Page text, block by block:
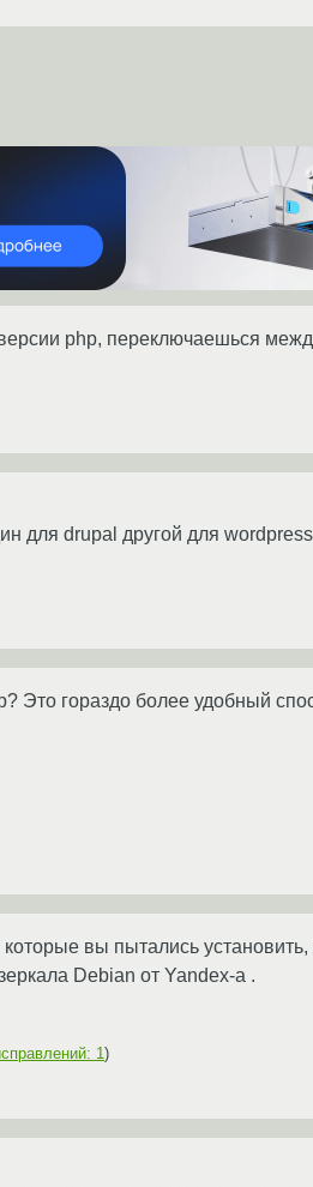
php, переключаешься
для drupal другой для
Это гораздо более удобный
вы пытались
Debian от Yandex-а .
1)